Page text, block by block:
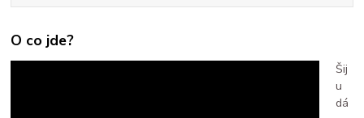
O co jde?
Šij
u
dá